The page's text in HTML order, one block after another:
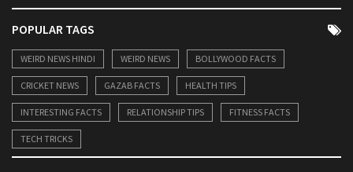
POPULAR TAGS
WEIRD NEWS HINDI WEIRD NEWS BOLLYWOOD FACTS
CRICKET NEWS GAZAB FACTS HEALTH TIPS
INTERESTING FACTS RELATIONSHIP TIPS FITNESS FACTS
TECH TRICKS